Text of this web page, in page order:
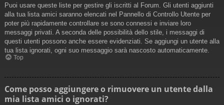
Puoi usare queste liste per gestire gli iscritti al Forum. Gli utenti aggiunti
alla tua lista amici saranno elencati nel Pannello di Controllo Utente per
poter più rapidamente controllare se sono connessi e inviare loro
messaggi privati. A seconda delle possibilità dello stile, i messaggi di
questi utenti possono anche essere evidenziati. Se aggiungi un utente alla
tua lista ignorati, ogni suo messaggio sarà nascosto automaticamente.
Top
Come posso aggiungere o rimuovere un utente dalla
mia lista amici o ignorati?